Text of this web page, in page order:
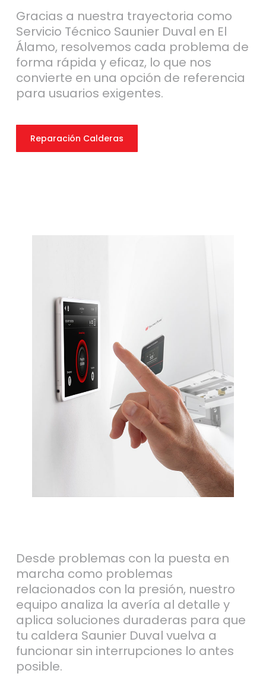
Gracias a nuestra trayectoria como
Servicio Técnico Saunier Duval en El
Álamo, resolvemos cada problema de
forma rápida y eficaz, lo que nos
convierte en una opción de referencia
para usuarios exigentes.
Reparación Calderas
Desde problemas con la puesta en
marcha como problemas
relacionados con la presión, nuestro
equipo analiza la avería al detalle y
aplica soluciones duraderas para que
tu caldera Saunier Duval vuelva a
funcionar sin interrupciones lo antes
posible.